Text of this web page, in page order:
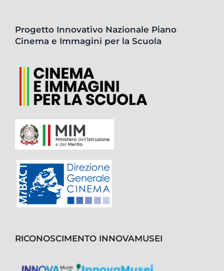
Progetto Innovativo Nazionale Piano
Cinema e Immagini per la Scuola
RICONOSCIMENTO INNOVAMUSEI